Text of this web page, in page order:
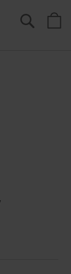
Suche